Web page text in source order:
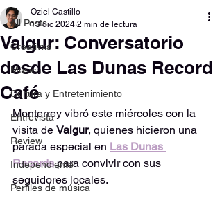
All Posts
Creativxs
Música
Cultura y Entretenimiento
Entrevista
Review
Independiente
Perfiles de música
Valgur: Conversatorio
desde Las Dunas Record
Café
Oziel Castillo
13 dic 2024 2 min de lectura
Monterrey vibró este miércoles con la
visita de Valgur, quienes hicieron una
parada especial en Las Dunas
Records para convivir con sus
seguidores locales.